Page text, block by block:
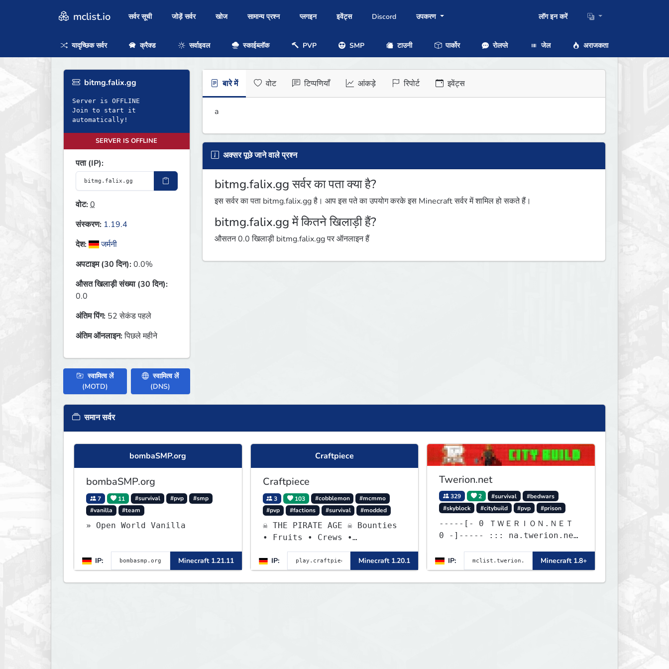
mclist.io सर्वर सूची जोड़ें सर्वर खोज सामान्य प्रश्न प्लगइन इवेंट्स Discord उपकरण लॉग इन करें
यादृच्छिक सर्वर क्रैक्ड सर्वाइवल स्काईब्लॉक PVP SMP टाउनी पार्कोर रोलप्ले जेल अराजकता
bitmg.falix.gg
Server is OFFLINE
Join to start it
automatically!
SERVER IS OFFLINE
पता (IP):
वोट:0
संस्करण: 1.19.4
देश:
जर्मनी
अपटाइम (30 दिन):0.0%
औसत खिलाड़ी संख्या (30 दिन):
0.0
अंतिम पिंग: 52 सेकंड पहले
अंतिम ऑनलाइन:पिछले महीने
स्वामित्व लें
(MOTD)
स्वामित्व लें
(DNS)
बारे में वोट टिप्पणियाँ आंकड़े रिपोर्ट इवेंट्स
a
अक्सर पूछे जाने वाले प्रश्न
bitmg.falix.gg सर्वर का पता क्या है?
इस सर्वर का पता bitmg.falix.gg है। आप इस पते का उपयोग करके इस Minecraft सर्वर में शामिल हो सकते हैं।
bitmg.falix.gg में कितने खिलाड़ी हैं?
औसतन 0.0 खिलाड़ी bitmg.falix.gg पर ऑनलाइन हैं
समान सर्वर
bombaSMP.org
bombaSMP.org
7 11 #survival #pvp
#smp
#vanilla
#team
» Open World Vanilla
IP: Minecraft 1.21.11
Craftpiece
Craftpiece
3 103 #cobblemon
#mcmmo
#pvp
#factions #survival #modded
☠ THE PIRATE AGE ☠ Bounties
• Fruits • Crews •
Adventures
IP:
Minecraft 1.20.1
Twerion.net
329 2 #survival
#bedwars
#skyblock
#citybuild #pvp #prison
-----[- 0 ＴＷＥＲＩＯＮ.ＮＥＴ
0 -]----- ::: na.twerion.net
as.twerion.net :::
IP: Minecraft 1.8+